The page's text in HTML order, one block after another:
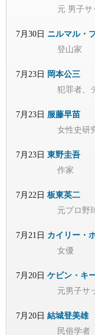
元 男子サ
7月30日 ニルマル・
登山家
7月23日 岡本公三
犯罪者、
7月23日 服藤早苗
女性史研
7月23日 東野圭吾
作家
7月22日 板東英二
元プロ野
7月21日 カイリー・
女優
7月20日 ケビン・キ
元男子サ
7月20日 結城登美雄
民俗学者